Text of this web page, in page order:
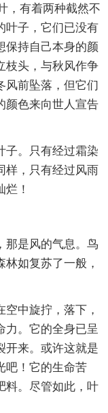
，有着两种截然不
叶子，它们已没有
保持自己本身的颜
枝头，与秋风作争
风前坠落，但它们
颜色来向世人宣告
。只有经过霜染
样，只有经过风雨
！
是风的气息。鸟
如复苏了一般，
中旋拧，落下，
力。它的全身已呈
开来。或许这就是
吧！它的生命苦
料。尽管如此，叶